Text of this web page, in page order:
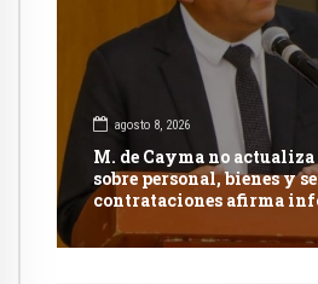
agosto 8, 2026
M. de Cayma no
sobre personal, bienes y
contrataciones afirma
Contraloría